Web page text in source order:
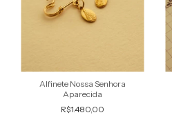
Alfinete Nossa Senhora
Aparecida
R$1.480,00